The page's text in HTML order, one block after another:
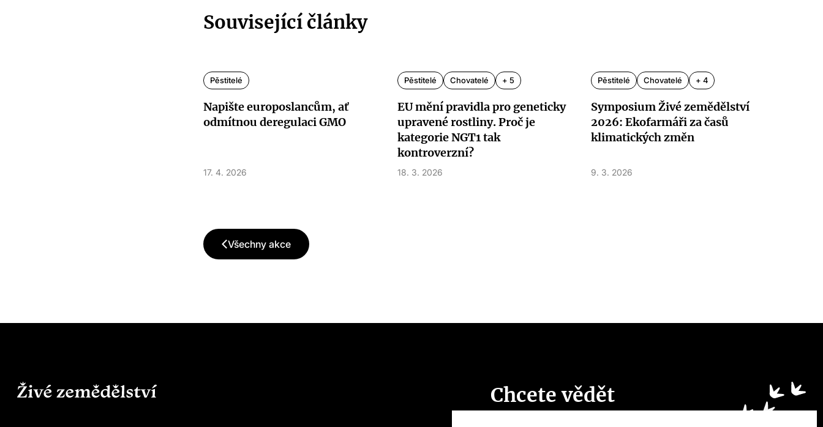
Související články
Pěstitelé
Napište europoslancům, ať
odmítnou deregulaci GMO
17. 4. 2026
Pěstitelé Chovatelé + 5
EU mění pravidla pro geneticky
upravené rostliny. Proč je
kategorie NGT1 tak
kontroverzní?
18. 3. 2026
Pěstitelé Chovatelé + 4
Symposium Živé zemědělství
2026: Ekofarmáři za časů
klimatických změn
9. 3. 2026
Všechny akce
Chcete vědět